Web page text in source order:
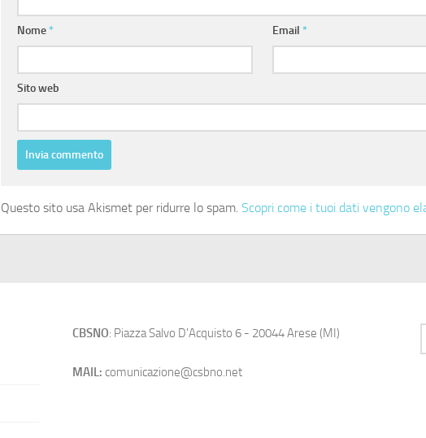
Nome * Email *
Sito web
Questo sito usa Akismet per ridurre lo spam. Scopri come i tuoi dati vengono
CBSNO: Piazza Salvo D'Acquisto 6 - 20044 Arese (MI)
MAIL: comunicazione@csbno.net